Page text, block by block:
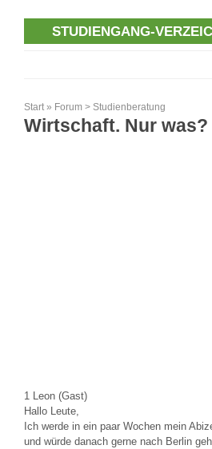
STUDIENGANG-
Start » Forum > Studienberatung
Wirtschaft. Nur was?
1
Leon (Gast)
Hallo Leute,
Ich werde in ein paar Wochen mein
und würde danach gerne nach Berlin